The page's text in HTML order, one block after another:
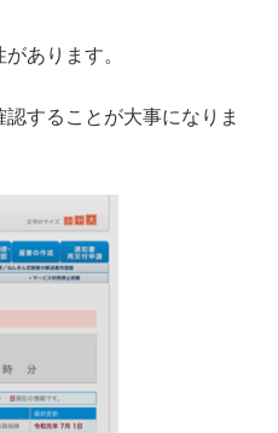
あります。
することが大事になりま